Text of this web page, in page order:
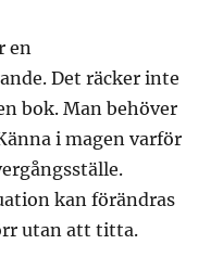
en
Det räcker inte
bok. Man behöver
i magen varför
kan förändras
utan att titta.